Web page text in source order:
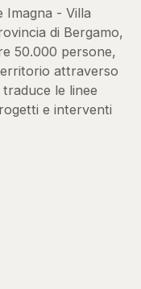
Imagna - Villa
di Bergamo,
50.000 persone,
attraverso
traduce le linee
e interventi